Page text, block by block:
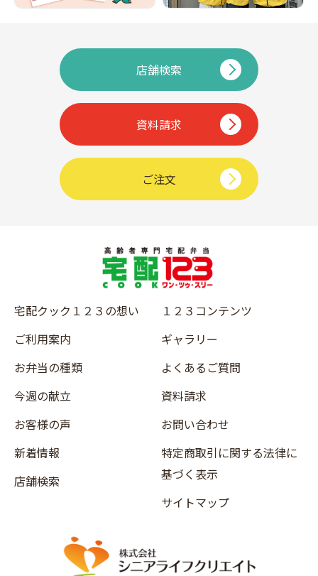
店舗検索
資料請求
ご注文
宅配クック１２３の想い
ご利用案内
お弁当の種類
今週の献立
お客様の声
新着情報
店舗検索
１２３コンテンツ
ギャラリー
よくあるご質問
資料請求
お問い合わせ
特定商取引に関する法律に
基づく表示
サイトマップ